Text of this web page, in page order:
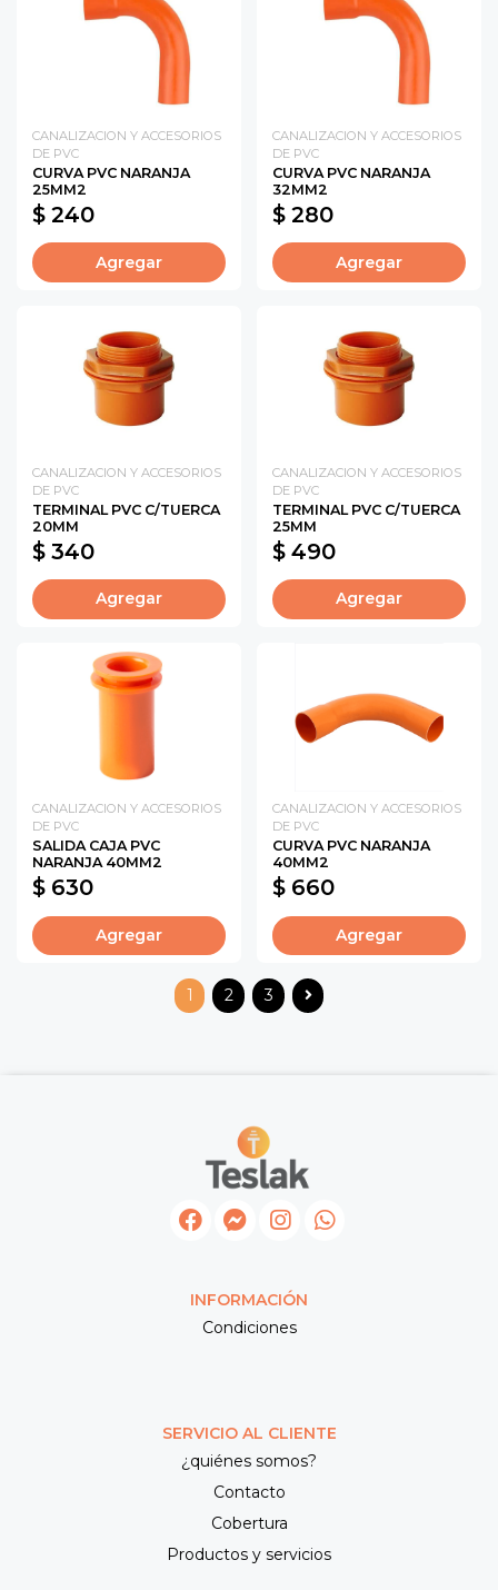
CANALIZACION Y ACCESORIOS
DE PVC
CURVA PVC NARANJA
25MM2
$ 240
Agregar
CANALIZACION Y ACCESORIOS
DE PVC
CURVA PVC NARANJA
32MM2
$ 280
Agregar
CANALIZACION Y ACCESORIOS
DE PVC
TERMINAL PVC C/TUERCA
20MM
$ 340
Agregar
CANALIZACION Y ACCESORIOS
DE PVC
TERMINAL PVC C/TUERCA
25MM
$ 490
Agregar
CANALIZACION Y ACCESORIOS
DE PVC
SALIDA CAJA PVC
NARANJA 40MM2
$ 630
Agregar
CANALIZACION Y ACCESORIOS
DE PVC
CURVA PVC NARANJA
40MM2
$ 660
Agregar
1 2 3
INFORMACIÓN
Condiciones
SERVICIO AL CLIENTE
¿quiénes somos?
Contacto
Cobertura
Productos y servicios